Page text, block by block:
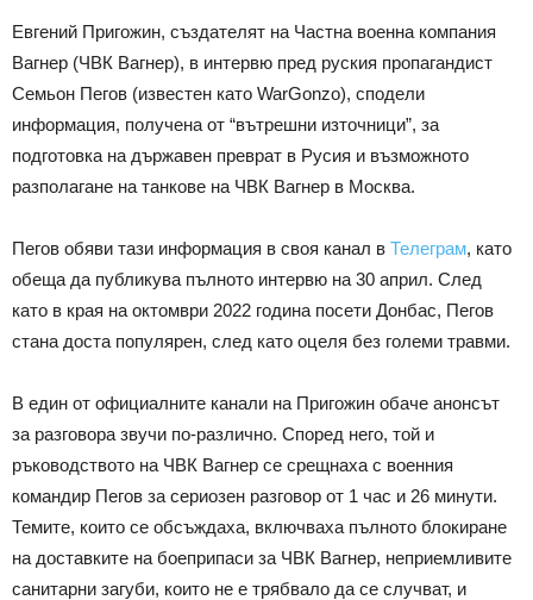
Евгений Пригожин, създателят на Частна военна компания
Вагнер (ЧВК Вагнер), в интервю пред руския пропагандист
Семьон Пегов (известен като WarGonzo), сподели
информация, получена от “вътрешни източници”, за
подготовка на държавен преврат в Русия и възможното
разполагане на танкове на ЧВК Вагнер в Москва.
Пегов обяви тази информация в своя канал в Телеграм, като
обеща да публикува пълното интервю на 30 април. След
като в края на октомври 2022 година посети Донбас, Пегов
стана доста популярен, след като оцеля без големи травми.
В един от официалните канали на Пригожин обаче анонсът
за разговора звучи по-различно. Според него, той и
ръководството на ЧВК Вагнер се срещнаха с военния
командир Пегов за сериозен разговор от 1 час и 26 минути.
Темите, които се обсъждаха, включваха пълното блокиране
на доставките на боеприпаси за ЧВК Вагнер, неприемливите
санитарни загуби, които не е трябвало да се случват, и